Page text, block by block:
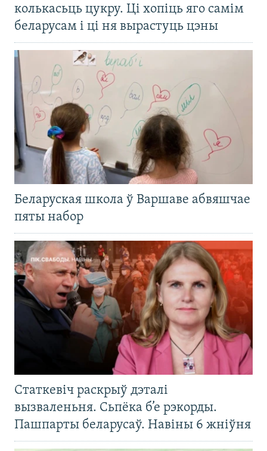
колькасьць цукру. Ці хопіць яго самім
беларусам і ці ня вырастуць цэны
Беларуская школа ў Варшаве абвяшчае
пяты набор
Статкевіч раскрыў дэталі
вызваленьня. Сьпёка б’е рэкорды.
Пашпарты беларусаў. Навіны 6 жніўня